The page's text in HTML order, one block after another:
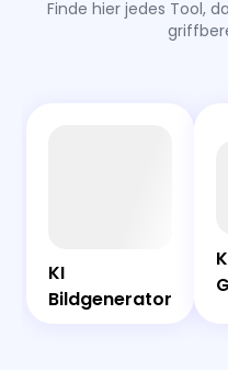
Finde hier jedes Tool,
KI
Bildgenerator
KI
Bildgenerator